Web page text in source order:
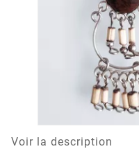
Voir la description